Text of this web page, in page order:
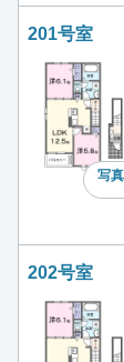
201号室
写
202号室